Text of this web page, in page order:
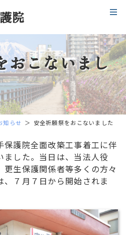
院
おこないまし
知らせ 安全祈願祭をおこないました
護院全面改築工事着工に伴
ました。当日は、当法人役
生保護関係者等多くの方々
７月７日から開始されま